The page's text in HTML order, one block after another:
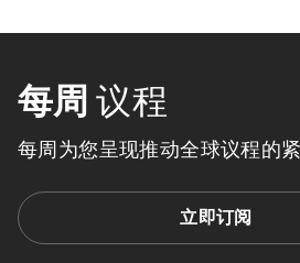
每周 议程
每周为您呈现推动全球议程的
立即订阅